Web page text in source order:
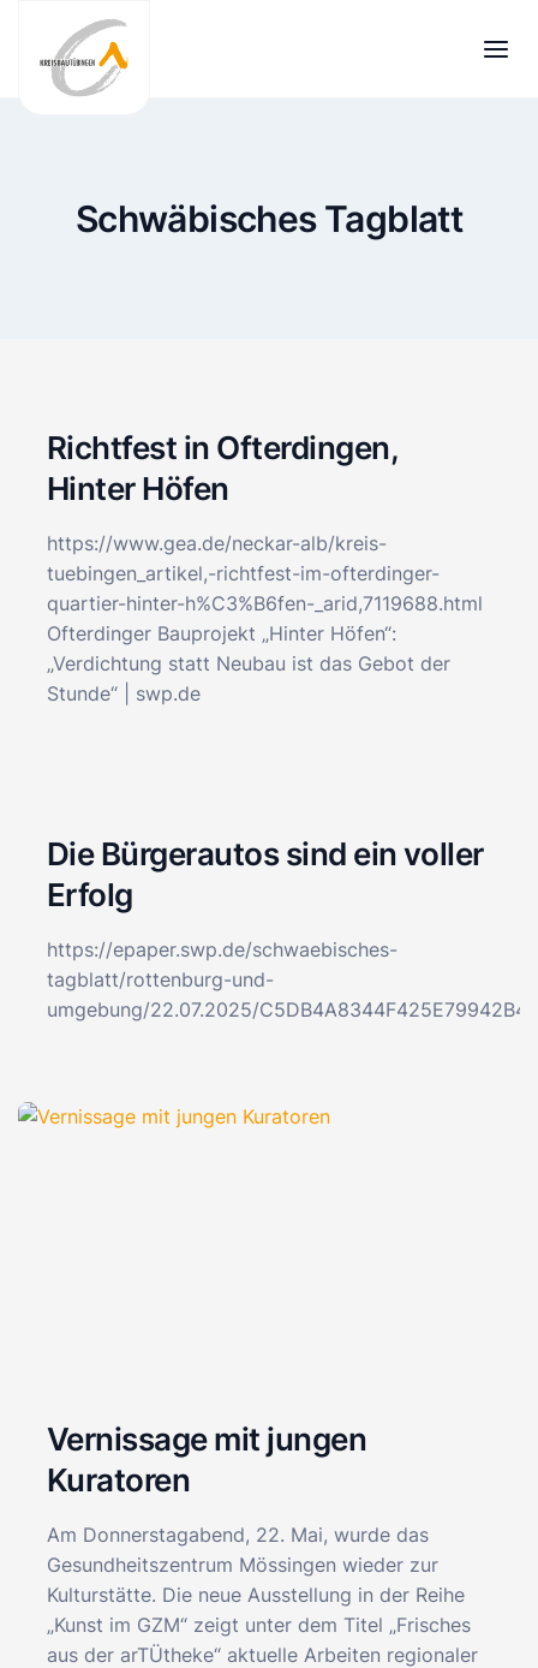
springen
Schwäbisches Tagblatt
Richtfest in Ofterdingen,
Hinter Höfen
https://www.gea.de/neckar-alb/kreis-
tuebingen_artikel,-richtfest-im-ofterdinger-
quartier-hinter-h%C3%B6fen-_arid,7119688.html
Ofterdinger Bauprojekt „Hinter Höfen“:
„Verdichtung statt Neubau ist das Gebot der
Stunde“ | swp.de
Die Bürgerautos sind ein voller
Erfolg
https://epaper.swp.de/schwaebisches-
tagblatt/rottenburg-und-
umgebung/22.07.2025/
Vernissage mit jungen
Kuratoren
Am Donnerstagabend, 22. Mai, wurde das
Gesundheitszentrum Mössingen wieder zur
Kulturstätte. Die neue Ausstellung in der Reihe
„Kunst im GZM“ zeigt unter dem Titel „Frisches
aus der arTÜtheke“ aktuelle Arbeiten regionaler